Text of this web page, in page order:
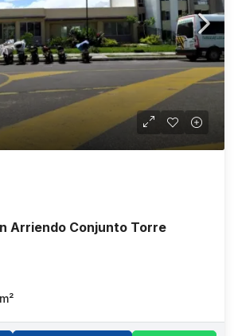
Arriendo Conjunto Torre
m²